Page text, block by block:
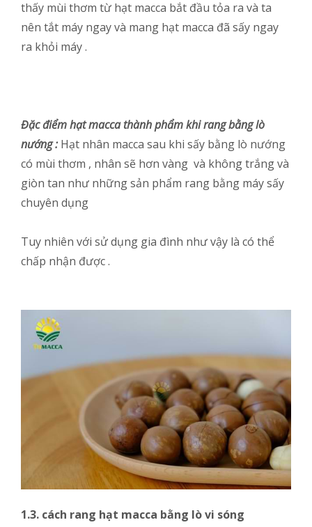
thấy mùi thơm từ hạt macca bắt đầu tỏa ra và ta
nên tắt máy ngay và mang hạt macca đã sấy ngay
ra khỏi máy .
Đặc điểm hạt macca thành phẩm khi rang bằng lò
nướng :Hạt nhân macca sau khi sấy bằng lò nướng
có mùi thơm , nhân sẽ hơn vàng và không trắng và
giòn tan như những sản phẩm rang bằng máy sấy
chuyên dụng
Tuy nhiên với sử dụng gia đình như vậy là có thể
chấp nhận được .
1.3. cách rang hạt macca bằng lò vi sóng